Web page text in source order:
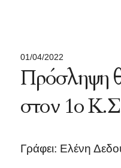
01/04/2022
Πρόσληψη
στον 1ο
Γράφει: Ελένη